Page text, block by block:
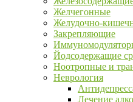
Желчегонные
Желудочно-
Закрепляющие
Йодсодержащие
Ноотропные и
Неврология
Лечение